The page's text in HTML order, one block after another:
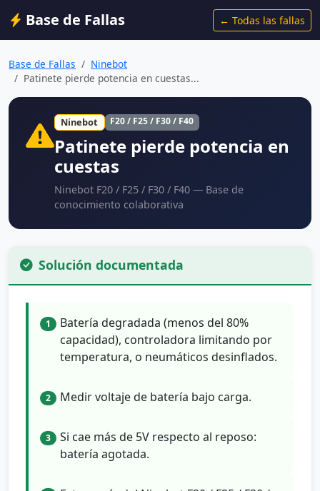
Base de Fallas ← Todas las fallas
Base de Fallas
Ninebot
Patinete pierde potencia en cuestas...
Ninebot F20 / F25 / F30 / F40
Patinete pierde potencia en
cuestas
Ninebot F20 / F25 / F30 / F40 — Base de
conocimiento colaborativa
Solución documentada
1
Batería degradada (menos del 80%
capacidad), controladora limitando por
temperatura, o neumáticos desinflados.
2 Medir voltaje de batería bajo carga.
3
Si cae más de 5V respecto al reposo:
batería agotada.